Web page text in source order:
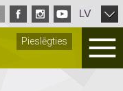
Pieslēgties
LV